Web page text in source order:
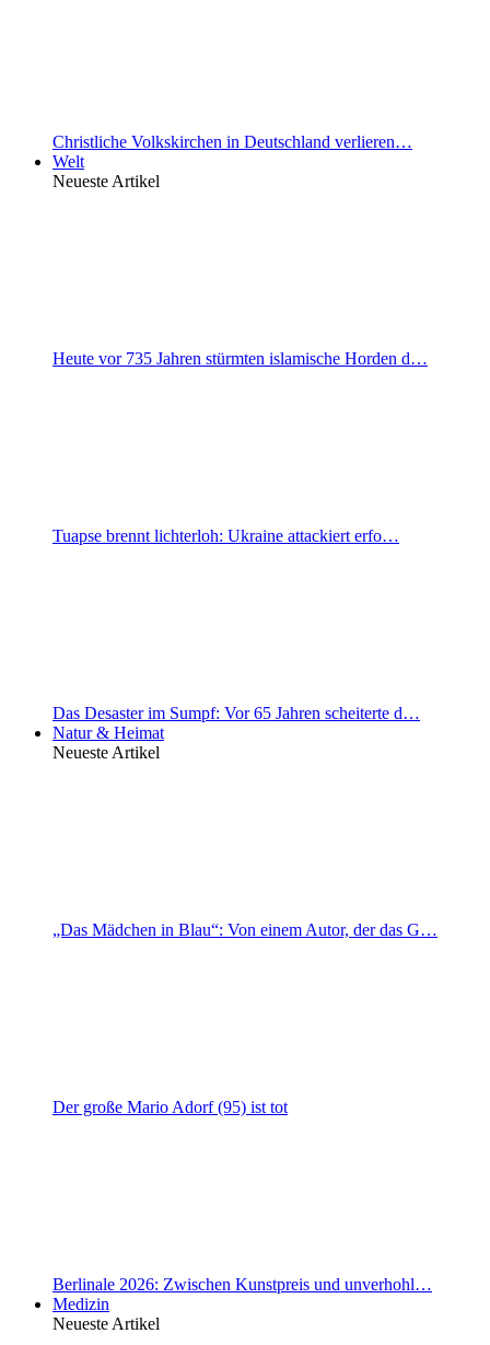
Christliche Volkskirchen in Deutschland verlieren…
Welt
Neueste Artikel
Heute vor 735 Jahren stürmten islamische Horden d…
Tuapse brennt lichterloh: Ukraine attackiert erfo…
Das Desaster im Sumpf: Vor 65 Jahren scheiterte d…
Natur & Heimat
Neueste Artikel
„Das Mädchen in Blau“: Von einem Autor, der das G…
Der große Mario Adorf (95) ist tot
Berlinale 2026: Zwischen Kunstpreis und unverhohl…
Medizin
Neueste Artikel